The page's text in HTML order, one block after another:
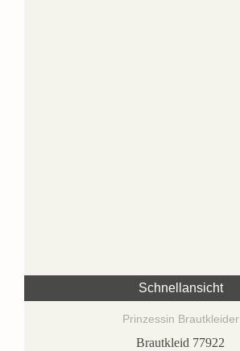
Schnellansicht
Prinzessin Brautkleider
Brautkleid 77922